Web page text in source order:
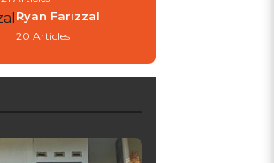
Ryan Farizzal
20 Articles